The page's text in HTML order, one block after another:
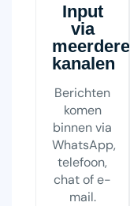
Input
via
meerdere
kanalen
Berichten
komen
binnen via
WhatsApp,
telefoon,
chat of e-
mail.